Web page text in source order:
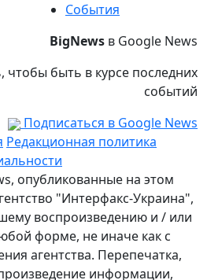
События
BigNews в Google News
чтобы быть в курсе последних
событий
Подписаться в Google News
Редакционная политика
опубликованные на этом
"Интерфакс-Украина",
воспроизведению и / или
форме, не иначе как с
агентства. Перепечатка,
информации,